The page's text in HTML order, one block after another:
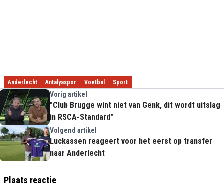
Anderlecht Antalyaspor Voetbal Sport
Vorig artikel
"Club Brugge wint niet van Genk, dit wordt uitslag
in RSCA-Standard"
Volgend artikel
Luckassen reageert voor het eerst op transfer
naar Anderlecht
Plaats reactie